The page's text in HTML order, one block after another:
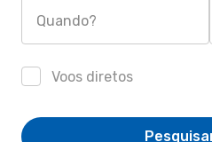
Quando?
Voos diretos